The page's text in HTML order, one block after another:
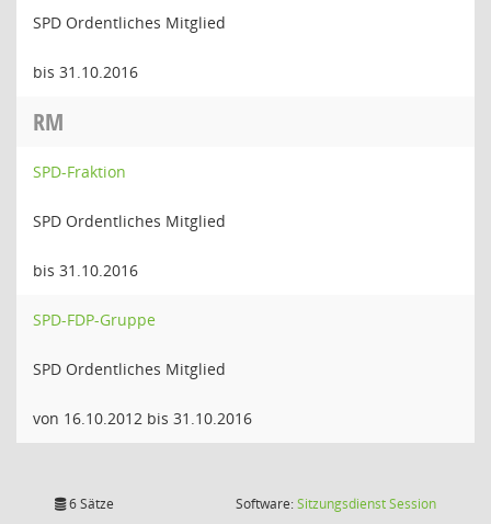
SPD Ordentliches Mitglied
bis 31.10.2016
RM
SPD-Fraktion
SPD Ordentliches Mitglied
bis 31.10.2016
SPD-FDP-Gruppe
SPD Ordentliches Mitglied
von 16.10.2012 bis 31.10.2016
6 Sätze Software:SitzungsdienstSession(Wird in